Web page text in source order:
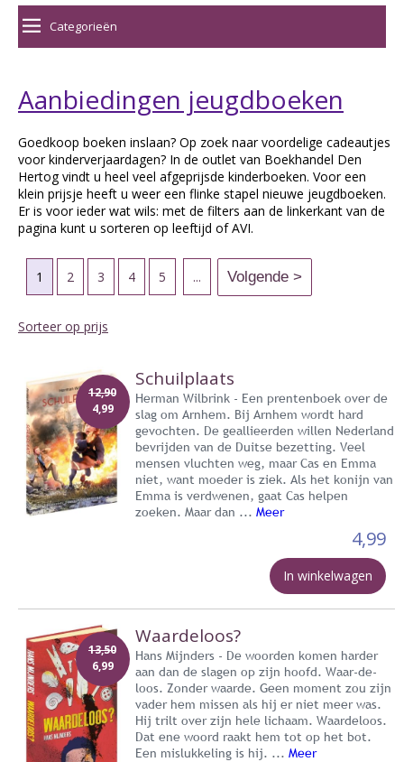
Categorieën
Aanbiedingen jeugdboeken
Goedkoop boeken inslaan? Op zoek naar voordelige cadeautjes
voor kinderverjaardagen? In de outlet van Boekhandel Den
Hertog vindt u heel veel afgeprijsde kinderboeken. Voor een
klein prijsje heeft u weer een flinke stapel nieuwe jeugdboeken.
Er is voor ieder wat wils: met de filters aan de linkerkant van de
pagina kunt u sorteren op leeftijd of AVI.
1 2 3 4 5 ...
Sorteer op prijs
12,90
4,99
Schuilplaats
Herman Wilbrink - Een prentenboek over de
slag om Arnhem. Bij Arnhem wordt hard
gevochten. De geallieerden willen Nederland
bevrijden van de Duitse bezetting. Veel
mensen vluchten weg, maar Cas en Emma
niet, want moeder is ziek. Als het konijn van
Emma is verdwenen, gaat Cas helpen
zoeken. Maar dan ... Meer
4,99
In winkelwagen
13,50
6,99
Waardeloos?
Hans Mijnders - De woorden komen harder
aan dan de slagen op zijn hoofd. Waar-de-
loos. Zonder waarde. Geen moment zou zijn
vader hem missen als hij er niet meer was.
Hij trilt over zijn hele lichaam. Waardeloos.
Dat ene woord raakt hem tot op het bot.
Een mislukkeling is hij. ... Meer